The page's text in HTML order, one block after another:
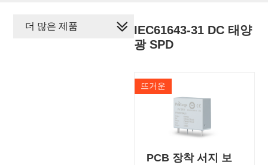
IEC61643-31 DC 태양
광 SPD
뜨거운
PCB 장착 서지 보
더 많은 제품